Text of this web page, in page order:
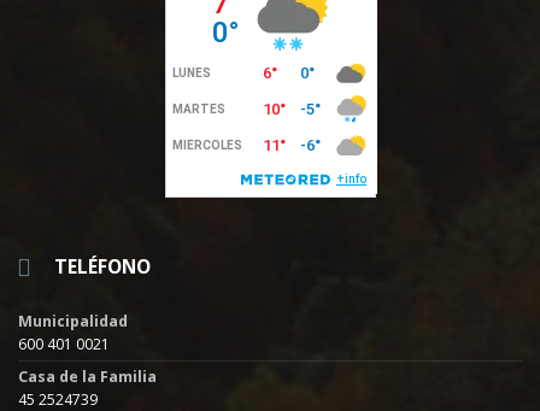
TELÉFONO
Municipalidad
600 401 0021
Casa de la Familia
45 2524739